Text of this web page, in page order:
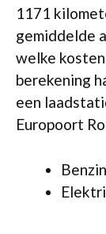
1171
gemiddelde
welke
berekening
een
Europoort